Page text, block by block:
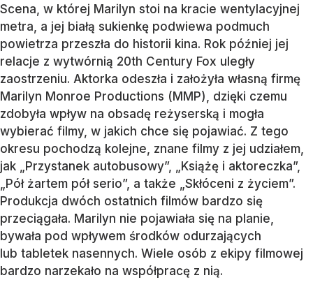
Scena, w której Marilyn stoi na kracie wentylacyjnej
metra, a jej białą sukienkę podwiewa podmuch
powietrza przeszła do historii kina. Rok później jej
relacje z wytwórnią 20th Century Fox uległy
zaostrzeniu. Aktorka odeszła i założyła własną firmę
Marilyn Monroe Productions (MMP), dzięki czemu
zdobyła wpływ na obsadę reżyserską i mogła
wybierać filmy, w jakich chce się pojawiać. Z tego
okresu pochodzą kolejne, znane filmy z jej udziałem,
jak „Przystanek autobusowy”, „Książę i aktoreczka”,
„Pół żartem pół serio”, a także „Skłóceni z życiem”.
Produkcja dwóch ostatnich filmów bardzo się
przeciągała. Marilyn nie pojawiała się na planie,
bywała pod wpływem środków odurzających
lub tabletek nasennych. Wiele osób z ekipy filmowej
bardzo narzekało na współpracę z nią.